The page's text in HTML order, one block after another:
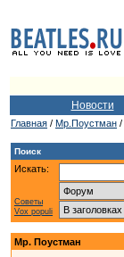
Новости
Главная / Мр.Поустман /
Поиск
Искать:
Советы
Vox populi
Мр. Поустман